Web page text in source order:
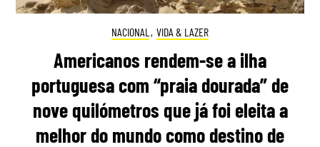
NACIONAL , VIDA & LAZER
Americanos rendem-se a ilha
portuguesa com “praia dourada” de
nove quilómetros que já foi eleita a
melhor do mundo como destino de